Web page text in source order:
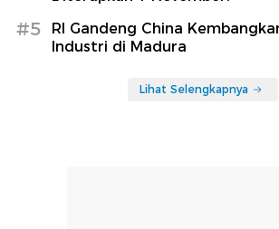
#5
RI Gandeng China
Industri di Madura
Lihat Selengkapnya